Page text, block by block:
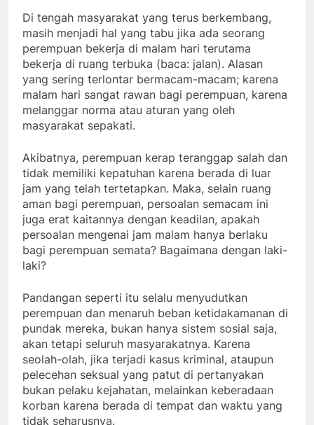
Di tengah masyarakat yang terus berkembang,
masih menjadi hal yang tabu jika ada seorang
perempuan bekerja di malam hari terutama
bekerja di ruang terbuka (baca: jalan). Alasan
yang sering terlontar bermacam-macam; karena
malam hari sangat rawan bagi perempuan, karena
melanggar norma atau aturan yang oleh
masyarakat sepakati.
Akibatnya, perempuan kerap teranggap salah dan
tidak memiliki kepatuhan karena berada di luar
jam yang telah tertetapkan. Maka, selain ruang
aman bagi perempuan, persoalan semacam ini
juga erat kaitannya dengan keadilan, apakah
persoalan mengenai jam malam hanya berlaku
bagi perempuan semata? Bagaimana dengan laki-
laki?
Pandangan seperti itu selalu menyudutkan
perempuan dan menaruh beban ketidakamanan di
pundak mereka, bukan hanya sistem sosial saja,
akan tetapi seluruh masyarakatnya. Karena
seolah-olah, jika terjadi kasus kriminal, ataupun
pelecehan seksual yang patut di pertanyakan
bukan pelaku kejahatan, melainkan keberadaan
korban karena berada di tempat dan waktu yang
tidak seharusnya.